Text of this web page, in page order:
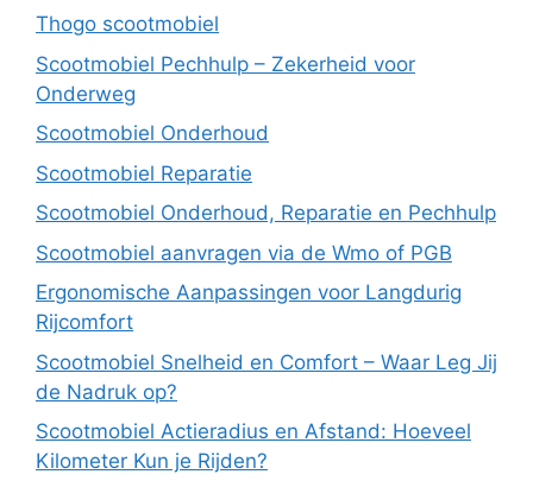
Thogo scootmobiel
Scootmobiel Pechhulp – Zekerheid voor
Onderweg
Scootmobiel Onderhoud
Scootmobiel Reparatie
Scootmobiel Onderhoud, Reparatie en Pechhulp
Scootmobiel aanvragen via de Wmo of PGB
Ergonomische Aanpassingen voor Langdurig
Rijcomfort
Scootmobiel Snelheid en Comfort – Waar Leg Jij
de Nadruk op?
Scootmobiel Actieradius en Afstand: Hoeveel
Kilometer Kun je Rijden?